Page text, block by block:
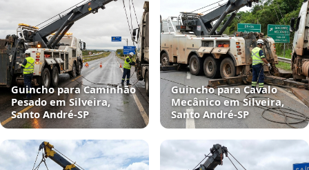
Guincho para Caminhão
Pesado em Silveira,
Santo André‑SP
Guincho para Cavalo
Mecânico em Silveira,
Santo André‑SP